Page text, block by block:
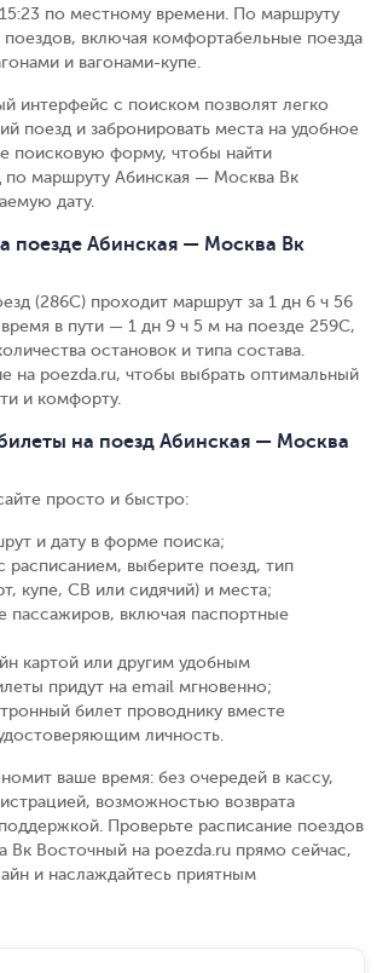
по местному времени. По маршруту
поездов, включая комфортабельные поезда
и вагонами-купе.
интерфейс с поиском позволят легко
поезд и забронировать места на удобное
поисковую форму, чтобы найти
по маршруту Абинская — Москва Вк
дату.
поезде Абинская — Москва Вк
(286С) проходит маршрут за 1 дн 6 ч 56
в пути — 1 дн 9 ч 5 м на поезде 259С,
остановок и типа состава.
на poezda.ru, чтобы выбрать оптимальный
и комфорту.
на поезд Абинская — Москва
просто и быстро:
и дату в форме поиска;
расписанием, выберите поезд, тип
купе, СВ или сидячий) и места;
пассажиров, включая паспортные
картой или другим удобным
придут на email мгновенно;
билет проводнику вместе
личность.
ваше время: без очередей в кассу,
возможностью возврата
Проверьте расписание поездов
Вк Восточный на poezda.ru прямо сейчас,
и наслаждайтесь приятным